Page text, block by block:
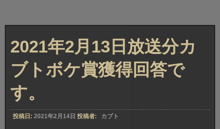
2021年2月13日放送分カ
ブトボケ賞獲得回答で
す。
投稿日: 2021年2月14日 投稿者: カブト